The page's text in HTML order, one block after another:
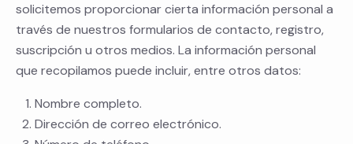
solicitemos proporcionar cierta información personal a
través de nuestros formularios de contacto, registro,
suscripción u otros medios. La información personal
que recopilamos puede incluir, entre otros datos:
Nombre completo.
Dirección de correo electrónico.